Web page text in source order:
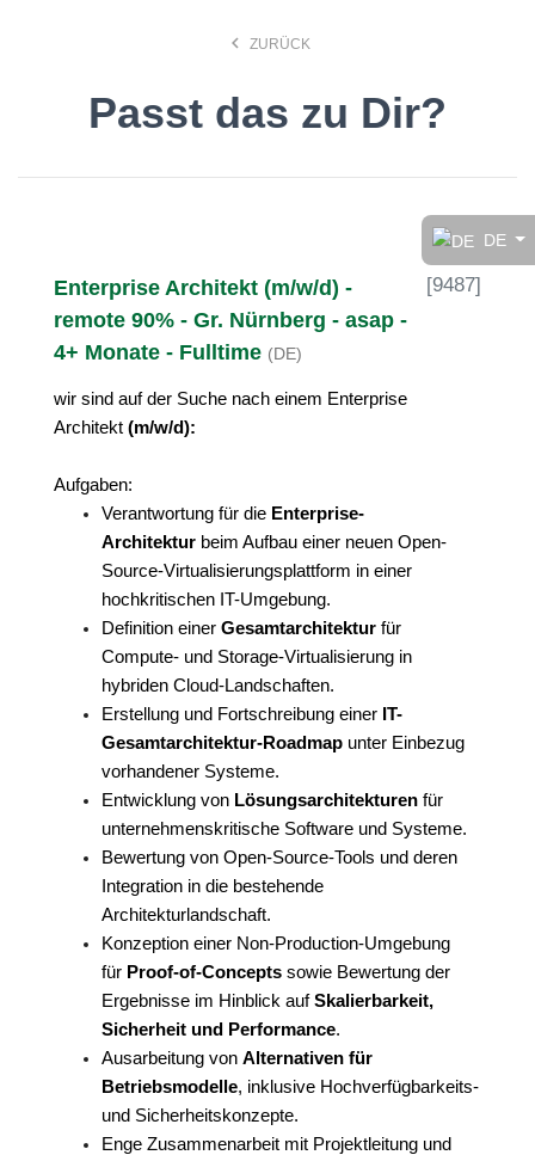
DE
Finde den Job, der Dir
search
Ort
keyboard_arrow_left ZURÜCK
Passt das zu Dir?
Enterprise Architekt (m/w/d) -
remote 90% - Gr. Nürnberg - asap -
4+ Monate - Fulltime (DE)
[9487]
wir sind auf der Suche nach einem Enterprise
Architekt (m/w/d):
Aufgaben:
Verantwortung für die Enterprise-
Architektur beim Aufbau einer neuen Open-
Source-Virtualisierungsplattform in einer
hochkritischen IT-Umgebung.
Definition einer Gesamtarchitektur für
Compute- und Storage-Virtualisierung in
hybriden Cloud-Landschaften.
Erstellung und Fortschreibung einer IT-
Gesamtarchitektur-Roadmap unter Einbezug
vorhandener Systeme.
Entwicklung von Lösungsarchitekturen für
unternehmenskritische Software und Systeme.
Bewertung von Open-Source-Tools und deren
Integration in die bestehende
Architekturlandschaft.
Konzeption einer Non-Production-Umgebung
für Proof-of-Concepts sowie Bewertung der
Ergebnisse im Hinblick aufSkalierbarkeit,
Sicherheit und Performance.
Ausarbeitung von Alternativen für
Betriebsmodelle, inklusive Hochverfügbarkeits-
und Sicherheitskonzepte.
Enge Zusammenarbeit mit Projektleitung und